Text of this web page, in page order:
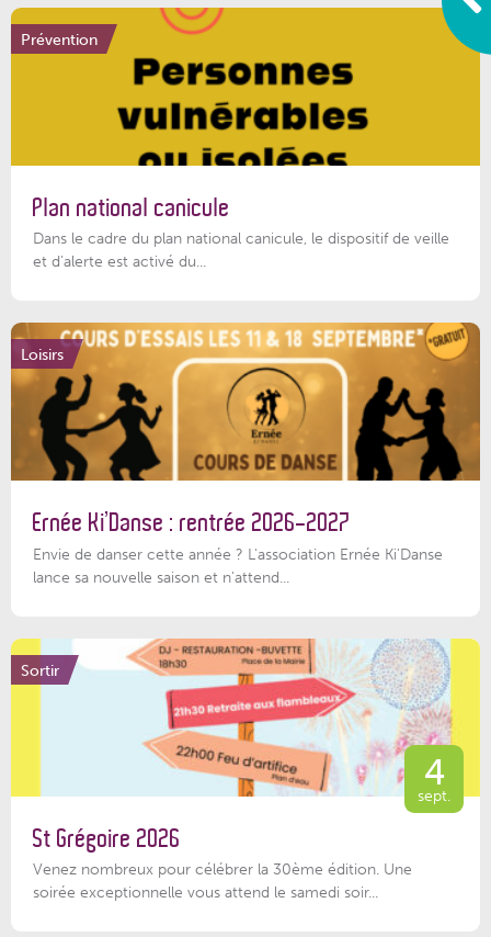
Prévention
Plan national canicule
Dans le cadre du plan national canicule, le dispositif de veille
et d’alerte est activé du...
Loisirs
Ernée Ki’Danse : rentrée 2026-2027
Envie de danser cette année ? L'association Ernée Ki'Danse
lance sa nouvelle saison et n'attend...
Sortir
4
sept.
St Grégoire 2026
Venez nombreux pour célébrer la 30ème édition. Une
soirée exceptionnelle vous attend le samedi soir...